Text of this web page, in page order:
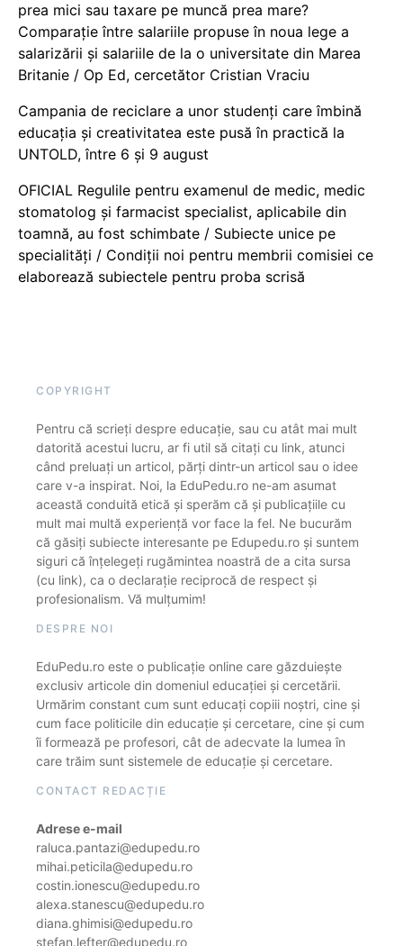
prea mici sau taxare pe muncă prea mare?
Comparație între salariile propuse în noua lege a
salarizării și salariile de la o universitate din Marea
Britanie / Op Ed, cercetător Cristian Vraciu
Campania de reciclare a unor studenți care îmbină
educația și creativitatea este pusă în practică la
UNTOLD, între 6 și 9 august
OFICIAL Regulile pentru examenul de medic, medic
stomatolog și farmacist specialist, aplicabile din
toamnă, au fost schimbate / Subiecte unice pe
specialități / Condiții noi pentru membrii comisiei ce
elaborează subiectele pentru proba scrisă
COPYRIGHT
Pentru că scrieți despre educație, sau cu atât mai mult
datorită acestui lucru, ar fi util să citați cu link, atunci
când preluați un articol, părți dintr-un articol sau o idee
care v-a inspirat. Noi, la EduPedu.ro ne-am asumat
această conduită etică și sperăm că și publicațiile cu
mult mai multă experiență vor face la fel. Ne bucurăm
că găsiți subiecte interesante pe Edupedu.ro și suntem
siguri că înțelegeți rugămintea noastră de a cita sursa
(cu link), ca o declarație reciprocă de respect și
profesionalism. Vă mulțumim!
DESPRE NOI
EduPedu.ro este o publicație online care găzduiește
exclusiv articole din domeniul educației și cercetării.
Urmărim constant cum sunt educați copiii noștri, cine și
cum face politicile din educație și cercetare, cine și cum
îi formează pe profesori, cât de adecvate la lumea în
care trăim sunt sistemele de educație și cercetare.
CONTACT REDACȚIE
Adrese e-mail
raluca.pantazi@edupedu.ro
mihai.peticila@edupedu.ro
costin.ionescu@edupedu.ro
alexa.stanescu@edupedu.ro
diana.ghimisi@edupedu.ro
stefan.lefter@edupedu.ro